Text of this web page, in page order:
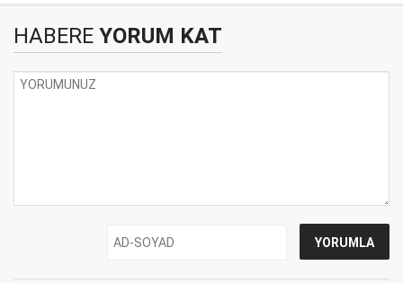
HABERE YORUM KAT